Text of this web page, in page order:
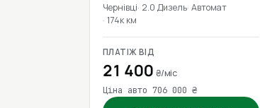
Чернівці 2.0 Дизель Автомат
174к км
ПЛАТІЖ ВІД
21 400 ₴/міс
Ціна авто 706 000 ₴